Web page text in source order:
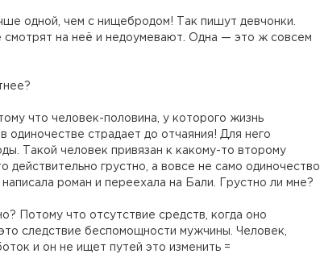
одной, чем с нищебродом! Так пишут девчонки.
смотрят на неё и недоумевают. Одна — это ж совсем
что человек-половина, у которого жизнь
одиночестве страдает до отчаяния! Для него
Такой человек привязан к какому-то второму
действительно грустно, а вовсе не само одиночество.
роман и переехала на Бали. Грустно ли мне?
Потому что отсутствие средств, когда оно
следствие беспомощности мужчины. Человек,
и он не ищет путей это изменить =